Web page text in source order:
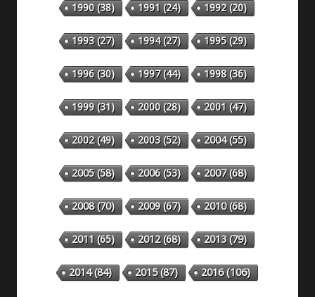
1990(38) 1991 (24) 1992(20)
1993(27) 1994(27) 1995(29)
1996(30) 1997(44) 1998(36)
1999(31) 2000(28) 2001 (47)
2002(49) 2003(52) 2004(55)
2005(58) 2006(53) 2007(68)
2008(70) 2009(67) 2010(68)
2011 (65) 2012(68) 2013(79)
2014(84) 2015(87) 2016(106)